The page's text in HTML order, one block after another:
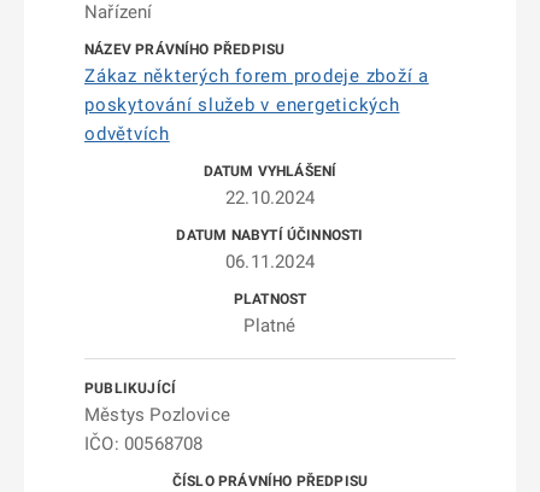
Nařízení
Zákaz některých forem prodeje zboží a
poskytování služeb v energetických
odvětvích
22.10.2024
06.11.2024
Platné
Městys Pozlovice
IČO: 00568708